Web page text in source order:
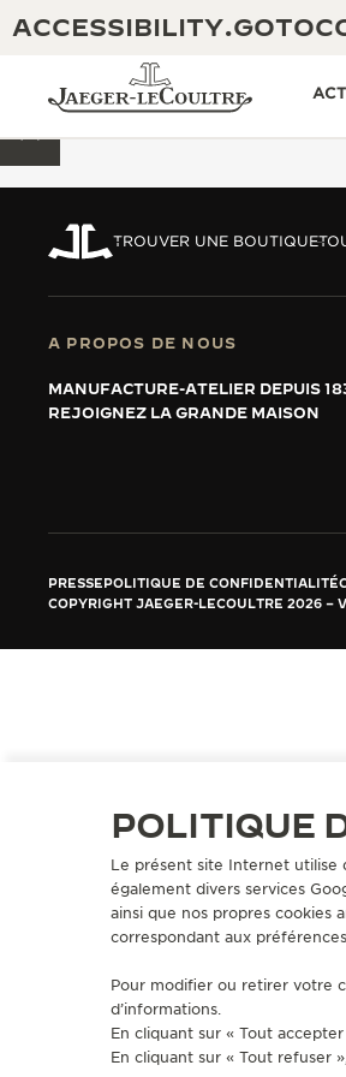
Contactez-nous
GARANTIE JAEGER-
GARANTIE DES MONTRES
THE GOLDEN RATIO
THE REVERSO 1931 CAFÉ
EXPOSITION « THE
EXPOSITION « THE
LE VIRTUOSE DU SON
L’ODYSSÉE SIDÉRALE
SAVOIR-FAIRE : 108
RETOUR EN HAUT DE LA PAGE
TROUVER UNE BOUTIQUE
A PROPOS DE NOUS
MANUFACTURE-ATELIER DEPUIS
REJOIGNEZ LA GRANDE MAISON
PRESSEPOLITIQUE DE CONFIDENTIALITÉ
COPYRIGHT JAEGER-LECOULTRE 2026
POLITIQUE
Le présent site Internet utilise
également divers services
ainsi que nos propres cookies
correspondant aux
Pour modifier ou retirer votre
d’informations.
En cliquant sur « Tout
En cliquant sur « Tout refuser